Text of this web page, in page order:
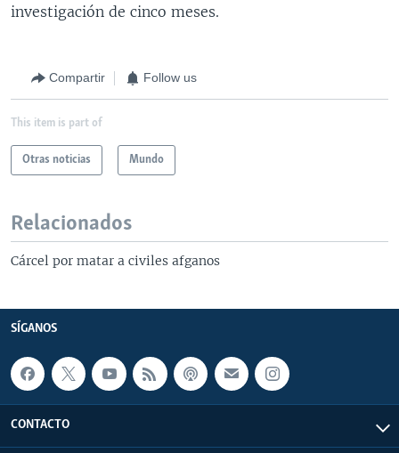
investigación de cinco meses.
Compartir Follow us
This item is part of
Otras noticias Mundo
Relacionados
Cárcel por matar a civiles afganos
SÍGANOS
CONTACTO